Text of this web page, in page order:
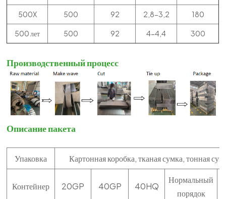
500X 500 92 2,8-3,2 180
500 лет 500 92 4-4,4 300
Производственный процесс
Описание пакета
Упаковка Картонная коробка, тканая сумка, тонная
Контейнер 20GP 40GP 40HQ
Нормальный
порядок